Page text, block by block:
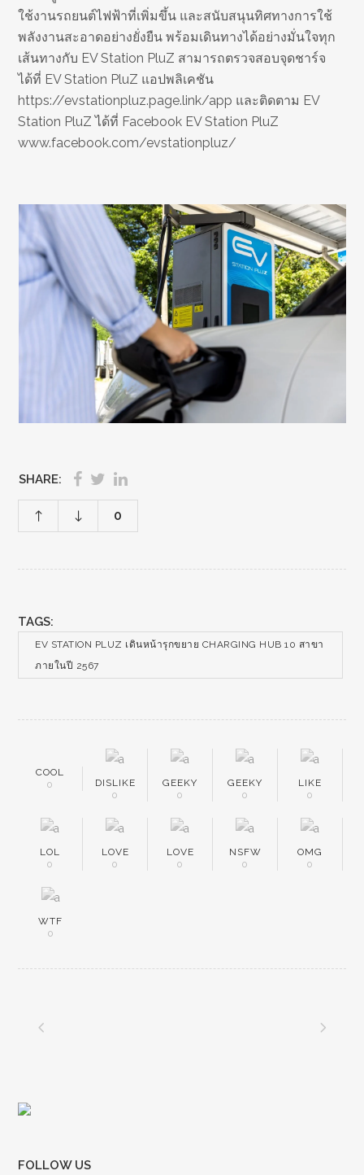
ใช้งานรถยนต์ไฟฟ้าที่เพิ่มขึ้น และสนับสนุนทิศทางการใช้
พลังงานสะอาดอย่างยั่งยืน พร้อมเดินทางได้อย่างมั่นใจทุก
เส้นทางกับ EV Station PluZ สามารถตรวจสอบจุดชาร์จ
ได้ที่ EV Station PluZ แอปพลิเคชัน
https://evstationpluz.page.link/app และติดตาม EV
Station PluZ ได้ที่ Facebook EV Station PluZ
www.facebook.com/evstationpluz/
SHARE:
0
TAGS:
EV STATION PLUZ เดินหน้ารุกขยาย CHARGING HUB 10 สาขา
ภายในปี 2567
COOL
0
DISLIKE
0
GEEKY
0
GEEKY
0
LIKE
0
LOL
0
LOVE
0
LOVE
0
NSFW
0
OMG
0
WTF
0
FOLLOW US